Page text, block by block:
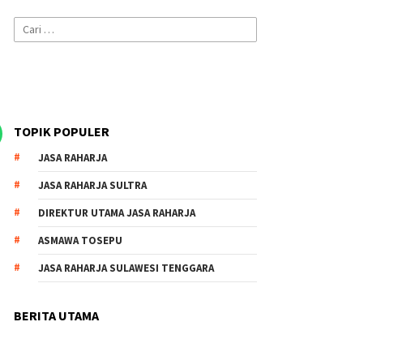
Cari
untuk:
TOPIK POPULER
JASA RAHARJA
JASA RAHARJA SULTRA
DIREKTUR UTAMA JASA RAHARJA
ASMAWA TOSEPU
JASA RAHARJA SULAWESI TENGGARA
BERITA UTAMA